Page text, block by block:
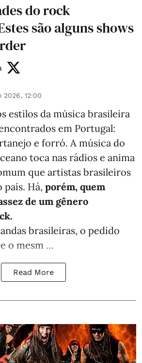
do rock
são alguns shows
2026, 12:00
estilos da música brasileira
em Portugal:
e forró. A música do
toca nas rádios e anima
que artistas brasileiros
país. Há, porém, quem
de um gênero
brasileiras, o pedido
o mesm ...
Read More